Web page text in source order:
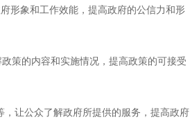
形象和工作效能，提高政府的公信力和形
策的内容和实施情况，提高政策的可接受
让公众了解政府所提供的服务，提高政府